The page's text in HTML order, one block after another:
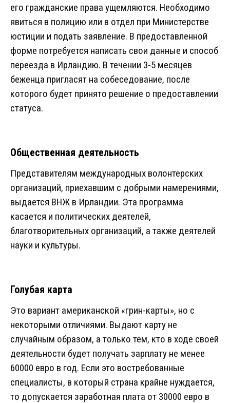
его гражданские права ущемляются. Необходимо
явиться в полицию или в отдел при Министерстве
юстиции и подать заявление. В предоставленной
форме потребуется написать свои данные и способ
переезда в Ирландию. В течении 3-5 месяцев
беженца пригласят на собеседование, после
которого будет принято решение о предоставлении
статуса.
Общественная деятельность
Представителям международных волонтерских
организаций, приехавшим с добрыми намерениями,
выдается ВНЖ в Ирландии. Эта программа
касается и политических деятелей,
благотворительных организаций, а также деятелей
науки и культуры.
Голубая карта
Это вариант американской «грин-карты», но с
некоторыми отличиями. Выдают карту не
случайным образом, а только тем, кто в ходе своей
деятельности будет получать зарплату не менее
60000 евро в год. Если это востребованные
специалисты, в который страна крайне нуждается,
то допускается заработная плата от 30000 евро в